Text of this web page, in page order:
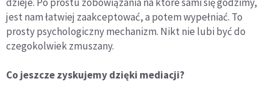
jest nam łatwiej zaakceptować, a potem wypełniać. To
prosty psychologiczny mechanizm. Nikt nie lubi być do
czegokolwiek zmuszany.
Co jeszcze zyskujemy dzięki mediacji?